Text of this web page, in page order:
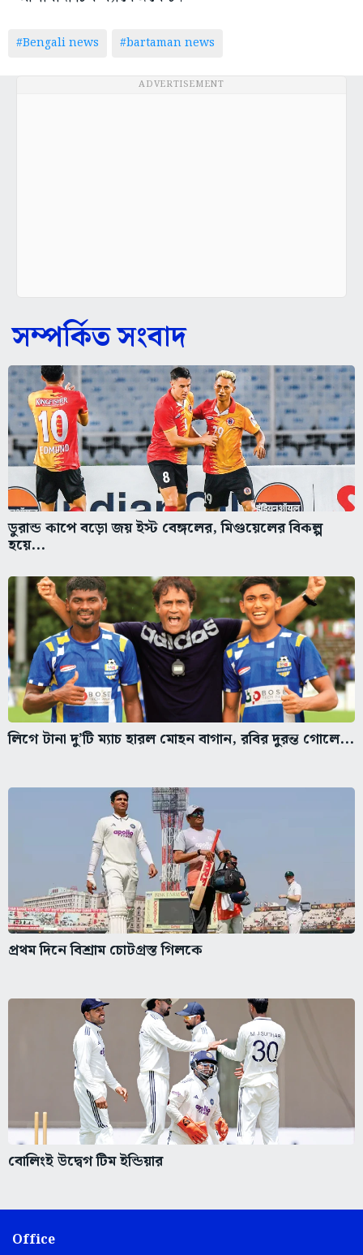
#Bengali news #bartaman news
ADVERTISEMENT
সম্পর্কিত সংবাদ
ডুরান্ড কাপে বড়ো জয় ইস্ট বেঙ্গলের, মিগুয়েলের বিকল্প
হয়ে...
লিগে টানা দু’টি ম্যাচ হারল মোহন বাগান, রবির দুরন্ত গোলে...
প্রথম দিনে বিশ্রাম চোটগ্রস্ত গিলকে
বোলিংই উদ্বেগ টিম ইন্ডিয়ার
Office